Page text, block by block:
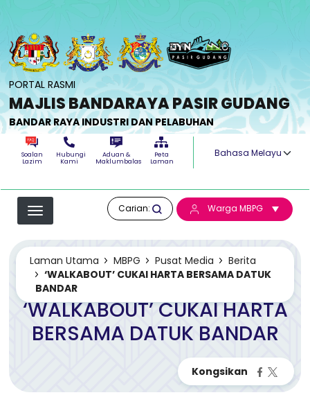
PORTAL RASMI
MAJLIS BANDARAYA PASIR GUDANG
BANDAR RAYA INDUSTRI DAN PELABUHAN
Soalan
Lazim
Hubungi
Kami
Aduan &
Maklumbalas
Peta
Laman
Select your
Carian: Warga MBPG
Laman Utama MBPG Pusat Media
Berita
‘WALKABOUT’ CUKAI HARTA BERSAMA DATUK
BANDAR
‘WALKABOUT’ CUKAI HARTA
BERSAMA DATUK BANDAR